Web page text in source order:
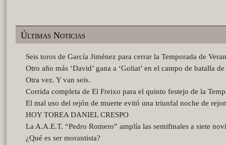
Últimas Noticias
Seis toros de García Jiménez para cerrar la Temporada de
Otro año más ‘David’ gana a ‘Goliat’ en el campo de batalla
Otra vez. Y van seis.
Corrida completa de El Freixo para el quinto festejo de la
El mal uso del rejón de muerte evitó una triunfal noche de
HOY TOREA DANIEL CRESPO
La A.A.E.T. “Pedro Romero” amplía las semifinales a siete
¿Qué es ser morantista?